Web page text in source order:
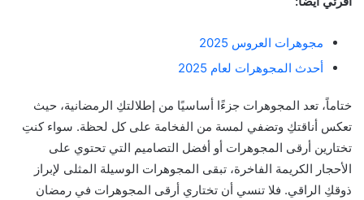
مجوهرات العروس 2025
أحدث المجوهرات لعام 2025
ختاماً، تعد المجوهرات جزءًا أساسيًا من إطلالتكِ الرمضانية، حيث
تعكس أناقتكِ وتضفي لمسة من الفخامة على كل لحظة. سواء كنتِ
تختارين أرقى المجوهرات أو أفضل التصاميم التي تحتوي على
الأحجار الكريمة الفاخرة، تبقى المجوهرات الوسيلة المثلى لإبراز
ذوقكِ الراقي. فلا تنسي أن تختاري أرقى المجوهرات في رمضان